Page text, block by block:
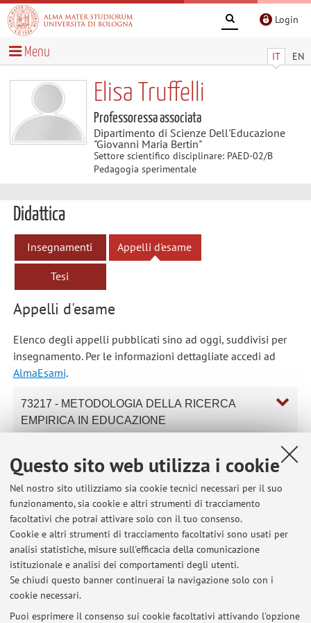
Questo sito web utilizza i cookie
Nel nostro sito utilizziamo sia cookie tecnici necessari per il suo
funzionamento, sia cookie e altri strumenti di tracciamento
facoltativi che potrai attivare solo con il tuo consenso.
Cookie e altri strumenti di tracciamento facoltativi sono usati per
analisi statistiche, misure sull'efficacia della comunicazione
istituzionale e analisi dei comportamenti degli utenti.
Se chiudi questo banner continuerai la navigazione solo con i
cookie necessari.
Puoi esprimere il consenso sui cookie facoltativi attivando l'opzione
Login
IT EN
Menu
Elisa Truffelli
Professoressa associata
Dipartimento di Scienze Dell'Educazione
"Giovanni Maria Bertin"
Settore scientifico disciplinare: PAED-02/B
Pedagogia sperimentale
Didattica
Insegnamenti Appelli d'esame
Tesi
Appelli d'esame
Elenco degli appelli pubblicati sino ad oggi, suddivisi per
insegnamento. Per le informazioni dettagliate accedi ad
AlmaEsami.
73217 - METODOLOGIA DELLA RICERCA
EMPIRICA IN EDUCAZIONE
73335 - PROGETTAZIONE, DOCUMENTAZIONE
E VALUTAZIONE
73144 - TEORIE E METODI DI PROGETTAZIONE
E VALUTAZIONE DEI PROCESSI EDUCATIVI
59252 - TEORIE E STRATEGIE DI PROGETT.NE
E VALUT.NE DEGLI INTERVENTI EDUCATIVI